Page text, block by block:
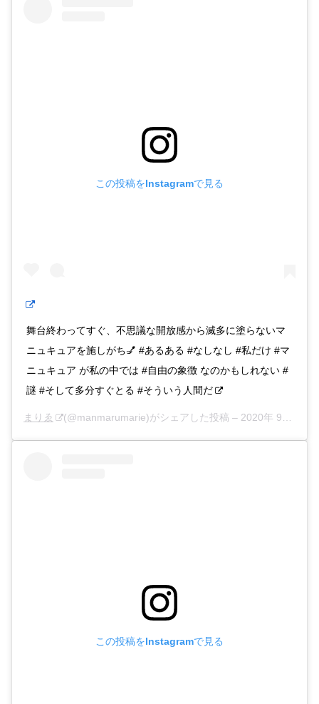
この投稿をInstagramで見る
舞台終わってすぐ、不思議な開放感から滅多に塗らないマ
ニュキュアを施しがち💅 #あるある #なしなし #私だけ #マ
ニュキュア が私の中では #自由の象徴 なのかもしれない #
謎 #そして多分すぐとる #そういう人間だ
まりゑ (@manmarumarie)がシェアした投稿 – 2020年 9月月1日午前1時06分PDT
この投稿をInstagramで見る